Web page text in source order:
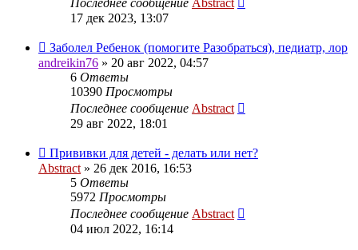
17 дек 2023, 13:07
Заболел Ребенок (помогите Разобраться), педиатр, лор
andreikin76 » 20 авг 2022, 04:57
6 Ответы
10390 Просмотры
Последнее сообщение Abstract
29 авг 2022, 18:01
Прививки для детей - делать или нет?
Abstract » 26 дек 2016, 16:53
5 Ответы
5972 Просмотры
Последнее сообщение Abstract
04 июл 2022, 16:14